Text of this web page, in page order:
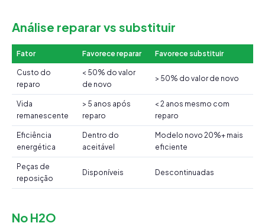
Análise reparar vs substituir
Fator Favorece reparar Favorece substituir
Custo do
reparo
< 50% do valor
de novo
> 50% do valor de novo
Vida
remanescente
> 5 anos após
reparo
< 2 anos mesmo com
reparo
Eficiência
energética
Dentro do
aceitável
Modelo novo 20%+ mais
eficiente
Peças de
reposição
Disponíveis Descontinuadas
No H2O